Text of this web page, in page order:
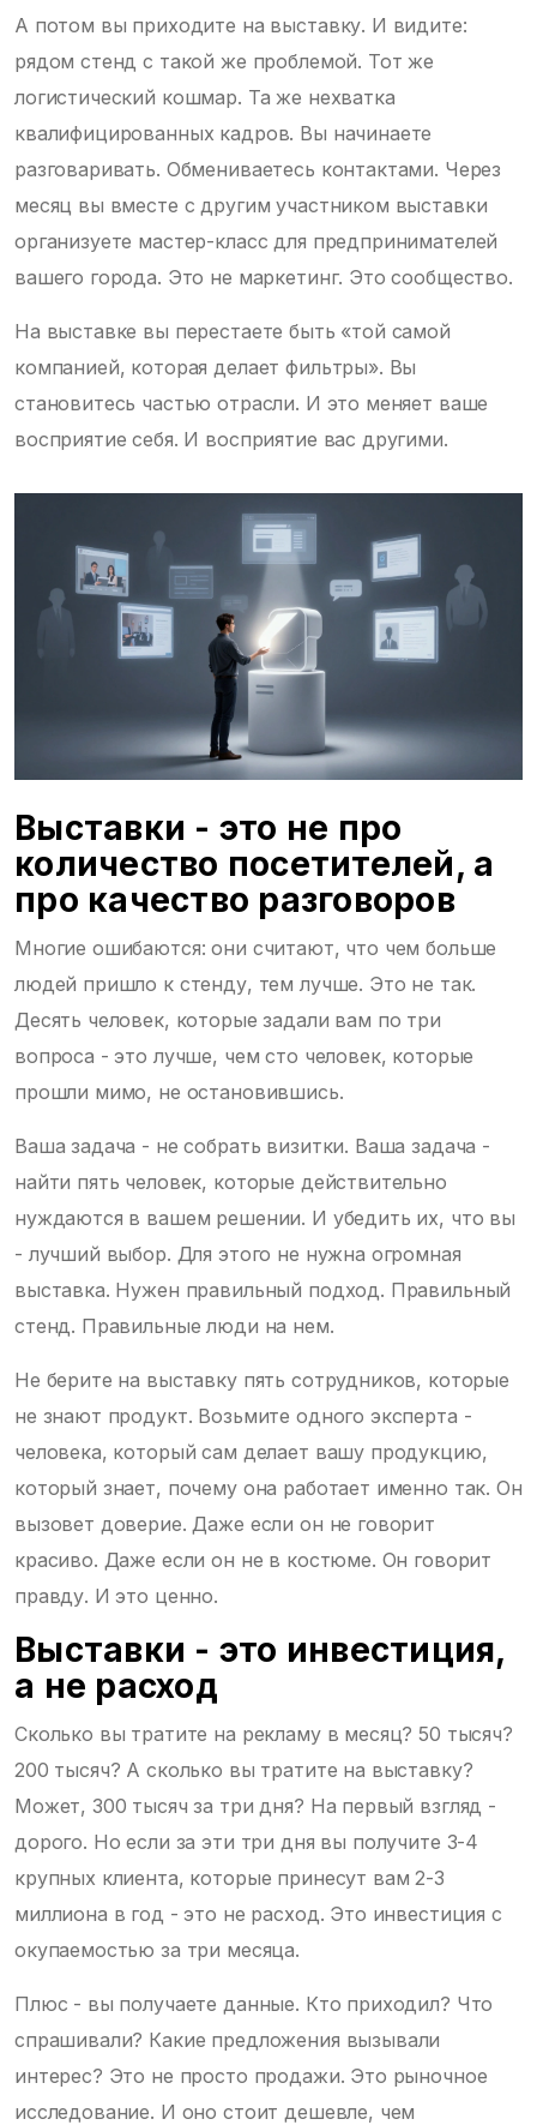
А потом вы приходите на выставку. И видите:
рядом стенд с такой же проблемой. Тот же
логистический кошмар. Та же нехватка
квалифицированных кадров. Вы начинаете
разговаривать. Обмениваетесь контактами. Через
месяц вы вместе с другим участником выставки
организуете мастер-класс для предпринимателей
вашего города. Это не маркетинг. Это сообщество.
На выставке вы перестаете быть «той самой
компанией, которая делает фильтры». Вы
становитесь частью отрасли. И это меняет ваше
восприятие себя. И восприятие вас другими.
Выставки - это не про
количество посетителей, а
про качество разговоров
Многие ошибаются: они считают, что чем больше
людей пришло к стенду, тем лучше. Это не так.
Десять человек, которые задали вам по три
вопроса - это лучше, чем сто человек, которые
прошли мимо, не остановившись.
Ваша задача - не собрать визитки. Ваша задача -
найти пять человек, которые действительно
нуждаются в вашем решении. И убедить их, что вы
- лучший выбор. Для этого не нужна огромная
выставка. Нужен правильный подход. Правильный
стенд. Правильные люди на нем.
Не берите на выставку пять сотрудников, которые
не знают продукт. Возьмите одного эксперта -
человека, который сам делает вашу продукцию,
который знает, почему она работает именно так. Он
вызовет доверие. Даже если он не говорит
красиво. Даже если он не в костюме. Он говорит
правду. И это ценно.
Выставки - это инвестиция,
а не расход
Сколько вы тратите на рекламу в месяц? 50 тысяч?
200 тысяч? А сколько вы тратите на выставку?
Может, 300 тысяч за три дня? На первый взгляд -
дорого. Но если за эти три дня вы получите 3-4
крупных клиента, которые принесут вам 2-3
миллиона в год - это не расход. Это инвестиция с
окупаемостью за три месяца.
Плюс - вы получаете данные. Кто приходил? Что
спрашивали? Какие предложения вызывали
интерес? Это не просто продажи. Это рыночное
исследование. И оно стоит дешевле, чем